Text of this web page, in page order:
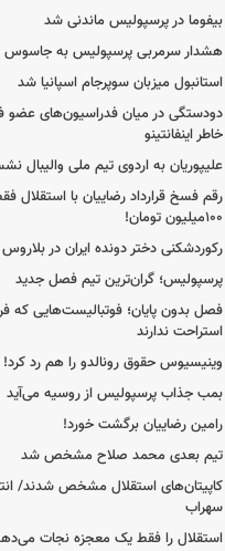
بیفوما در پرسپولیس ماندنی شد
هشدار سرمربی پرسپولیس به جاسوس
استانبول میزبان سوپرجام اسپانیا شد
دودستگی در میان فدراسیون‌های عضو
خاطر اینفانتینو
علیپوریان به اردوی تیم ملی والیبال
رقم فسخ قرارداد رضاییان با استقلال
۱۰۰میلیون تومان!
رکوردشکنی دختر دونده ایران در بلاروس
پرسپولیس؛ گران‌ترین تیم فصل جدید
فصل بدون پایان؛ فوتبالیست‌هایی که
استراحت ندارند
وینیسیوس حقوق رونالدو را هم رد کرد!
بمب جذاب پرسپولیس از روسیه می‌آید
رامین رضاییان برگشت خورد!
تیم بعدی محمد صلاح مشخص شد
کاپیتان‌های استقلال مشخص شدند/
سهراب
استقلال را فقط یک معجزه نجات